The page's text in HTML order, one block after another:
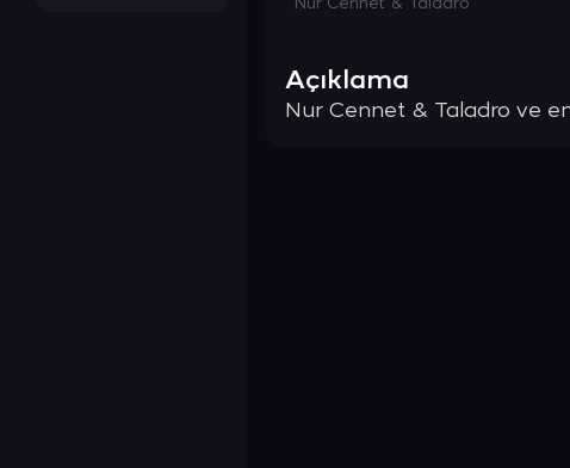
Nur Cennet & Taladro
Açıklama
Nur Cennet & Taladro ve